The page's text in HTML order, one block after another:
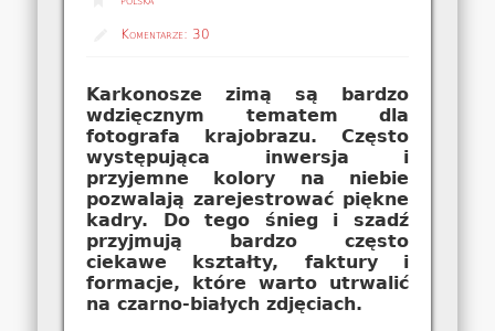
Komentarze: 30
Karkonosze zimą są bardzo
wdzięcznym tematem dla
fotografa krajobrazu. Często
występująca inwersja i
przyjemne kolory na niebie
pozwalają zarejestrować piękne
kadry. Do tego śnieg i szadź
przyjmują bardzo często
ciekawe kształty, faktury i
formacje, które warto utrwalić
na czarno-białych zdjęciach.